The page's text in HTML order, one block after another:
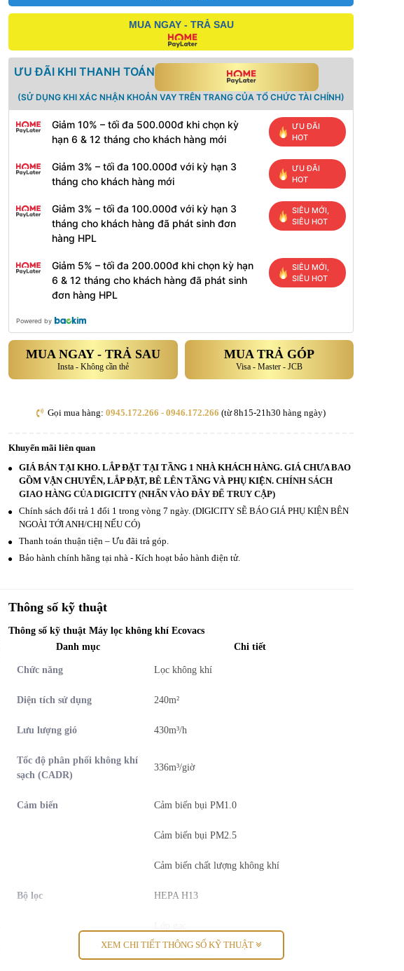
MUA NGAY - TRẢ SAU
ƯU ĐÃI KHI THANH TOÁN
(SỬ DỤNG KHI XÁC NHẬN KHOẢN VAY TRÊN TRANG CỦA TỔ CHỨC TÀI CHÍNH)
Giảm 10% – tối đa 500.000đ khi chọn kỳ
hạn 6 & 12 tháng cho khách hàng mới
ƯU ĐÃI
HOT
Giảm 3% – tối đa 100.000đ với kỳ hạn 3
tháng cho khách hàng mới
ƯU ĐÃI
HOT
Giảm 3% – tối đa 100.000đ với kỳ hạn 3
tháng cho khách hàng đã phát sinh đơn
hàng HPL
SIÊU MỚI,
SIÊU HOT
Giảm 5% – tối đa 200.000đ khi chọn kỳ hạn
6 & 12 tháng cho khách hàng đã phát sinh
đơn hàng HPL
SIÊU MỚI,
SIÊU HOT
Powered by
MUA NGAY - TRẢ SAU
Insta - Không cần thẻ
MUA TRẢ GÓP
Visa - Master - JCB
Gọi mua hàng: 0945.172.266 - 0946.172.266 (từ 8h15-21h30 hàng ngày)
Khuyến mãi liên quan
GIÁ BÁN TẠI KHO. LẮP ĐẶT TẠI TẦNG 1 NHÀ KHÁCH HÀNG. GIÁ CHƯA BAO
GỒM VẬN CHUYỂN, LẮP ĐẶT, BÊ LÊN TẦNG VÀ PHỤ KIỆN. CHÍNH SÁCH
GIAO HÀNG CỦA DIGICITY (NHẤN VÀO ĐÂY ĐỂ TRUY CẬP)
Chính sách đổi trả 1 đổi 1 trong vòng 7 ngày. (DIGICITY SẼ BÁO GIÁ PHỤ KIỆN BÊN
NGOÀI TỚI ANH/CHỊ NẾU CÓ)
Thanh toán thuận tiện – Ưu đãi trả góp.
Bảo hành chính hãng tại nhà - Kích hoạt bảo hành điện tử.
Thông số kỹ thuật
Thông số kỹ thuật Máy lọc không khí Ecovacs
Danh mục
Chi tiết
Chức năng Lọc không khí
Diện tích sử dụng 240m²
Lưu lượng gió 430m³/h
Tốc độ phân phối không khí
sạch (CADR)
336m³/giờ
Cảm biến Cảm biến bụi PM1.0
Cảm biến bụi PM2.5
Cảm biến chất lượng không khí
Bộ lọc HEPA H13
Than hoạt tính
XEM CHI TIẾT THÔNG SỐ KỸ THUẬT